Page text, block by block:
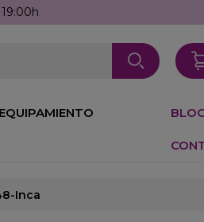
EQUIPAMIENTO
Inca